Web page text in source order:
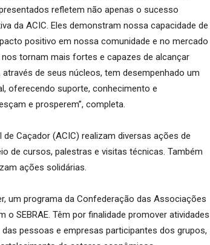
refletem não apenas o sucesso
da ACIC. Eles demonstram nossa capacidade de
positivo em nossa comunidade e no mercado
tornam mais fortes e capazes de alcançar
de seus núcleos, tem desempenhado um
oferecendo suporte, conhecimento e
e prosperem”, completa.
Caçador (ACIC) realizam diversas ações de
de cursos, palestras e visitas técnicas. Também
ações solidárias.
um programa da Confederação das Associações
SEBRAE. Têm por finalidade promover atividades
pessoas e empresas participantes dos grupos,